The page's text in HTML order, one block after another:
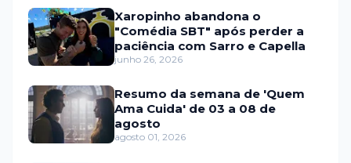
Xaropinho abandona o
"Comédia SBT" após perder a
paciência com Sarro e Capella
junho 26, 2026
Resumo da semana de 'Quem
Ama Cuida' de 03 a 08 de
agosto
agosto 01, 2026